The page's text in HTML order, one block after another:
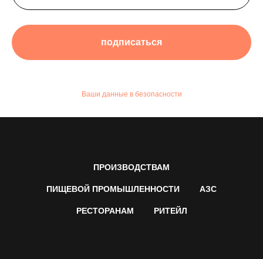
подписаться
Ваши данные в безопасности
ПРОИЗВОДСТВАМ
ПИЩЕВОЙ ПРОМЫШЛЕННОСТИ АЗС
РЕСТОРАНАМ РИТЕЙЛ